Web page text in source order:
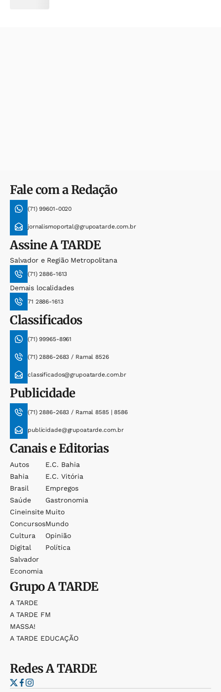
Fale com a Redação
(71) 99601-0020
jornalismoportal@grupoatarde.com.br
AssineA TARDE
Salvador e Região Metropolitana
(71) 2886-1613
Demais localidades
71 2886-1613
Classificados
(71) 99965-8961
(71) 2886-2683 / Ramal 8526
classificados@grupoatarde.com.br
Publicidade
(71) 2886-2683 / Ramal 8585 | 8586
publicidade@grupoatarde.com.br
Canais e Editorias
Autos
Bahia
Brasil
Saúde
Cineinsite
Concursos
Cultura
Digital
Salvador
Economia
E.c. Bahia
E.c. Vitória
Empregos
Gastronomia
Muito
Mundo
Opinião
Política
GrupoA TARDE
A TARDE
A TARDE FM
MASSA!
A TARDE EDUCAÇÃO
RedesA TARDE